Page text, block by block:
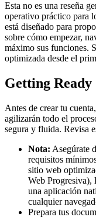
Esta no es una reseña
operativo práctico para
está diseñado para
sobre cómo empezar,
máximo sus funciones.
optimizada desde el
Getting Ready
Antes de crear tu
agilizarán todo el
segura y fluida. Revisa
Nota: Asegúrate
requisitos
sitio web
Web Progresiva),
una aplicación
cualquier
Prepara tus